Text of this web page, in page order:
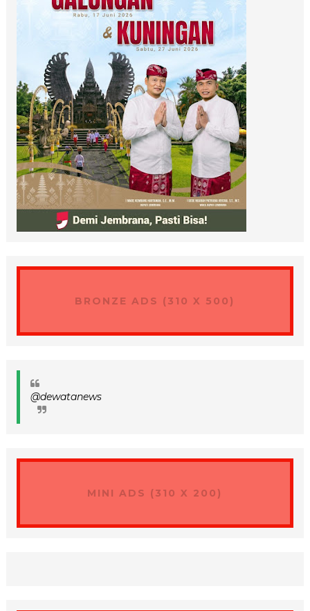
BRONZE ADS (310 X 500)
@dewatanews
MINI ADS (310 X 200)